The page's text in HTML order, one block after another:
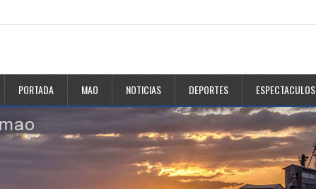
PORTADA MAO NOTICIAS DEPORTES ESPECTACULOS